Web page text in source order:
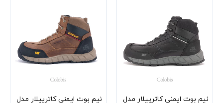
نیم بوت ایمنی کاترپیلار مدل نیم بوت ایمنی کاترپیلار مدل